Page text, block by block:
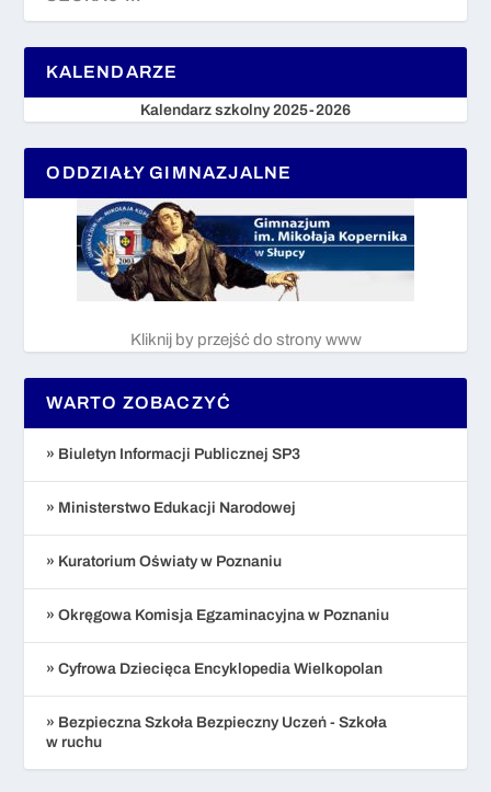
KALENDARZE
Kalendarz szkolny 2025-2026
ODDZIAŁY GIMNAZJALNE
Kliknij by przejść do strony www
WARTO ZOBACZYĆ
» Biuletyn Informacji Publicznej SP3
» Ministerstwo Edukacji Narodowej
» Kuratorium Oświaty w Poznaniu
» Okręgowa Komisja Egzaminacyjna w Poznaniu
» Cyfrowa Dziecięca Encyklopedia Wielkopolan
» Bezpieczna Szkoła Bezpieczny Uczeń - Szkoła
w ruchu